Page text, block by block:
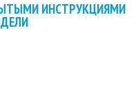
ИНСТРУКЦИЯМИ